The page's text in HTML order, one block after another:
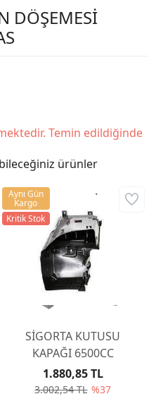
DÖŞEMESİ
Temin edildiğinde
ürünler
SİGORTA KUTUSU
KAPAĞI 6500CC
3.002,54 TL %37
1.880,85 TL
Aynı Gün
Kargo
Kritik Stok